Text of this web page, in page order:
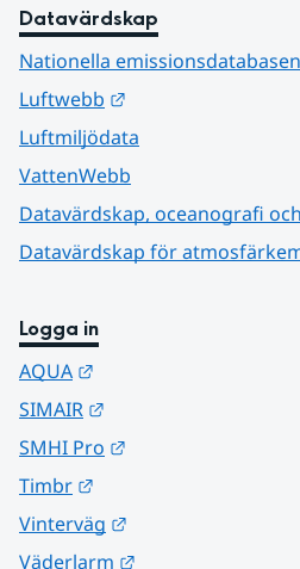
Datavärdskap
Nationella emissionsdatabasen
Luftwebb
Luftmiljödata
VattenWebb
Datavärdskap, oceanografi
Datavärdskap för
Logga in
AQUA
SIMAIR
SMHI Pro
Timbr
Vinterväg
Väderlarm